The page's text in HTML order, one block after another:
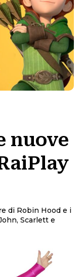
nuove
di Robin Hood e i
Scarlett e